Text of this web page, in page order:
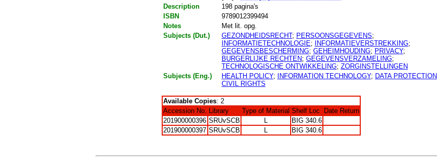
Description
198 pagina's
ISBN
9789012399494
Notes
Met lit. opg.
Subjects (Dut.)
GEZONDHEIDSRECHT; PERSOONSGEGEVENS;
INFORMATIETECHNOLOGIE; INFORMATIEVERSTREKKING;
GEGEVENSBESCHERMING; GEHEIMHOUDING; PRIVACY;
BURGERLIJKE RECHTEN; GEGEVENSVERZAMELING;
TECHNOLOGISCHE ONTWIKKELING; ZORGINSTELLINGEN
Subjects (Eng.)
HEALTH POLICY; INFORMATION TECHNOLOGY; DATA PROTECTION
CIVIL RIGHTS
Available Copies: 2
Accession No. Library Type of Material Shelf Loc
Date Return
201900000396 SRUvSCB L
BIG 340.6
201900000397 SRUvSCB L BIG 340.6